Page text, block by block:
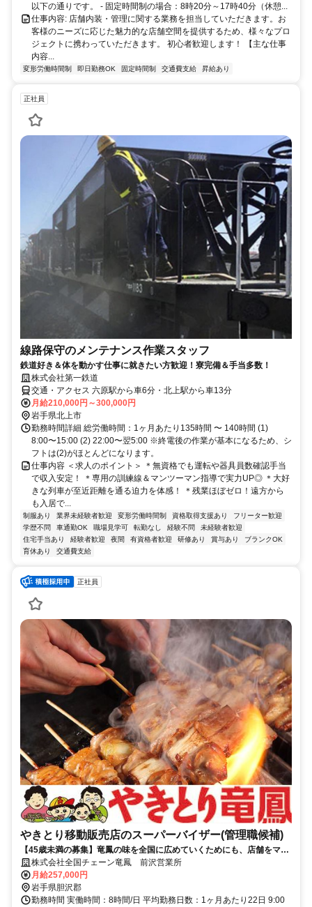
以下の通りです。 - 固定時間制の場合：8時20分～17時40分（休憩...
仕事内容: 店舗内装・管理に関する業務を担当していただきます。お
客様のニーズに応じた魅力的な店舗空間を提供するため、様々なプロ
ジェクトに携わっていただきます。 初心者歓迎します！ 【主な仕事
内容...
変形労働時間制 即日勤務OK 固定時間制 交通費支給 昇給あり
正社員
線路保守のメンテナンス作業スタッフ
鉄道好き＆体を動かす仕事に就きたい方歓迎！寮完備＆手当多数！
株式会社第一鉄道
交通・アクセス 六原駅から車6分・北上駅から車13分
月給210,000円～300,000円
岩手県北上市
勤務時間詳細 総労働時間：1ヶ月あたり135時間 〜 140時間 (1)
8:00〜15:00 (2) 22:00〜翌5:00 ※終電後の作業が基本になるため、シ
フトは(2)がほとんどになります。
仕事内容 ＜求人のポイント＞ ＊無資格でも運転や器具員数確認手当
で収入安定！ ＊専用の訓練線＆マンツーマン指導で実力UP◎ ＊大好
きな列車が至近距離を通る迫力を体感！ ＊残業ほぼゼロ！遠方から
も入居で...
制服あり 業界未経験者歓迎 変形労働時間制 資格取得支援あり
フリーター歓迎
学歴不問
車通勤OK 職場見学可 転勤なし 経験不問
未経験者歓迎
住宅手当あり
経験者歓迎 夜間 有資格者歓迎 研修あり 賞与あり
ブランクOK
育休あり
交通費支給
正社員
やきとり移動販売店のスーパーバイザー(管理職候補)
【45歳未満の募集】竜鳳の味を全国に広めていくためにも、店舗をマネ
ジメントする【スーパーバイザー】を募集します！
株式会社全国チェーン竜鳳 前沢営業所
月給257,000円
岩手県胆沢郡
勤務時間 実働時間：8時間/日 平均勤務日数：1ヶ月あたり22日 9:00